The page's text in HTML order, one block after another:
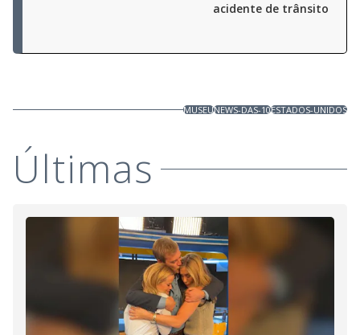
acidente de trânsito
MUSEUNEWS-DAS-10ESTADOS-UNIDOS
Últimas